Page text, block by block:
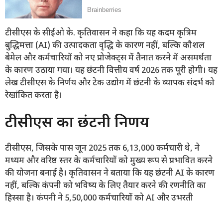
टीसीएस के सीईओ के. कृतिवासन ने कहा कि यह कदम कृत्रिम
बुद्धिमत्ता (AI) की उत्पादकता वृद्धि के कारण नहीं, बल्कि कौशल
बेमेल और कर्मचारियों को नए प्रोजेक्ट्स में तैनात करने में असमर्थता
के कारण उठाया गया। यह छंटनी वित्तीय वर्ष 2026 तक पूरी होगी। यह
लेख टीसीएस के निर्णय और टेक उद्योग में छंटनी के व्यापक संदर्भ को
रेखांकित करता है।
टीसीएस का छंटनी निर्णय
टीसीएस, जिसके पास जून 2025 तक 6,13,000 कर्मचारी थे, ने
मध्यम और वरिष्ठ स्तर के कर्मचारियों को मुख्य रूप से प्रभावित करने
की योजना बनाई है। कृतिवासन ने बताया कि यह छंटनी AI के कारण
नहीं, बल्कि कंपनी को भविष्य के लिए तैयार करने की रणनीति का
हिस्सा है। कंपनी ने 5,50,000 कर्मचारियों को AI और उभरती